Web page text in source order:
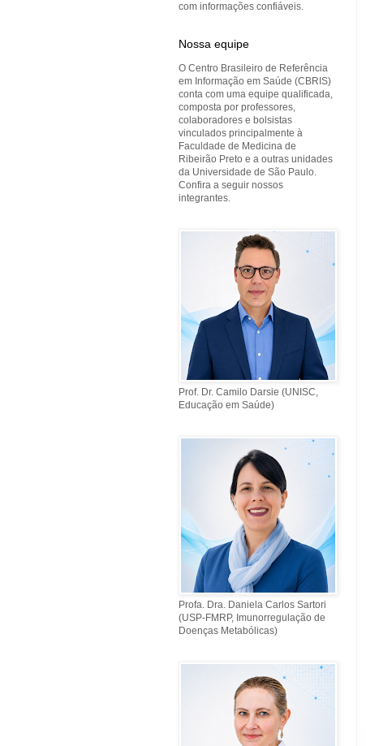
com informações confiáveis.
Nossa equipe
O Centro Brasileiro de Referência
em Informação em Saúde (CBRIS)
conta com uma equipe qualificada,
composta por professores,
colaboradores e bolsistas
vinculados principalmente à
Faculdade de Medicina de
Ribeirão Preto e a outras unidades
da Universidade de São Paulo.
Confira a seguir nossos
integrantes.
Prof. Dr. Camilo Darsie (UNISC,
Educação em Saúde)
Profa. Dra. Daniela Carlos Sartori
(USP-FMRP, Imunorregulação de
Doenças Metabólicas)